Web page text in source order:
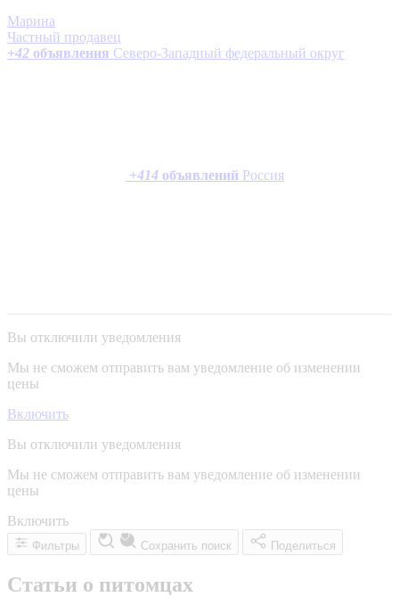
Марина
Частный продавец
+42 объявления Северо-Западный федеральный округ
+414 объявлений Россия
Вы отключили уведомления
Мы не сможем отправить вам уведомление об изменении
цены
Включить
Вы отключили уведомления
Мы не сможем отправить вам уведомление об изменении
цены
Включить
Фильтры Сохранить поиск Поделиться
Статьи о питомцах